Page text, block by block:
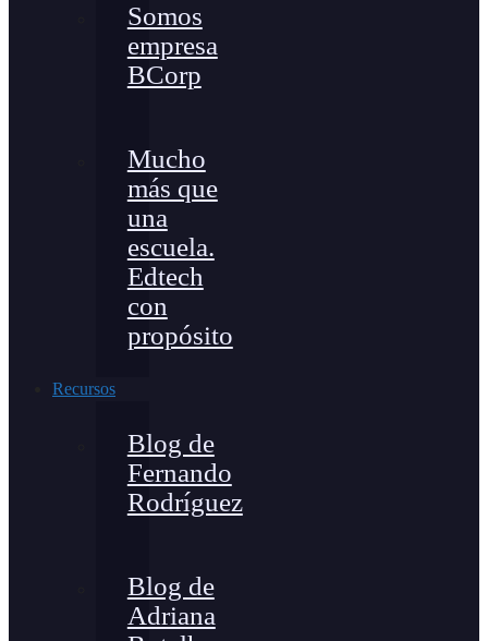
Somos
empresa
BCorp
Mucho
más que
una
escuela.
Edtech
con
propósito
Recursos
Blog de
Fernando
Rodríguez
Blog de
Adriana